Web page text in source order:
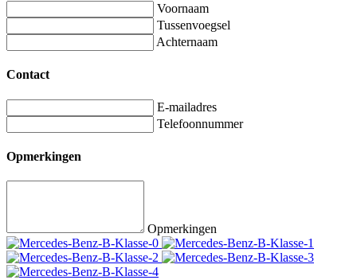
Voornaam
Tussenvoegsel
Achternaam
Contact
E-mailadres
Telefoonnummer
Opmerkingen
Opmerkingen